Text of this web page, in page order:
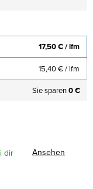
17,50 €/ lfm
15,40 €/ lfm
Sie sparen0 €
Ansehen